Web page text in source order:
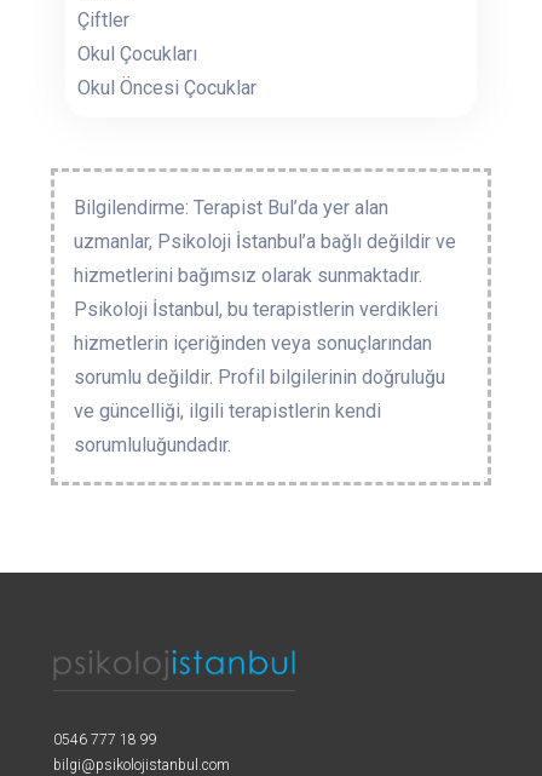
Çiftler
Okul Çocukları
Okul Öncesi Çocuklar
Bilgilendirme: Terapist Bul’da yer alan
uzmanlar, Psikoloji İstanbul’a bağlı değildir ve
hizmetlerini bağımsız olarak sunmaktadır.
Psikoloji İstanbul, bu terapistlerin verdikleri
hizmetlerin içeriğinden veya sonuçlarından
sorumlu değildir. Profil bilgilerinin doğruluğu
ve güncelliği, ilgili terapistlerin kendi
sorumluluğundadır.
0546 777 18 99
bilgi@psikolojistanbul.com